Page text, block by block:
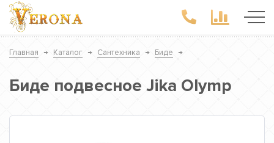
Главная → Каталог → Сантехника → Биде →
Биде подвесное Jika Olymp